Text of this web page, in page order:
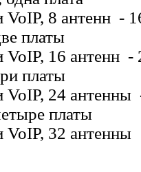
VoIP, 8 антенн -
платы
VoIP, 16 антенн -
платы
VoIP, 24 антенны
платы
VoIP, 32 антенны